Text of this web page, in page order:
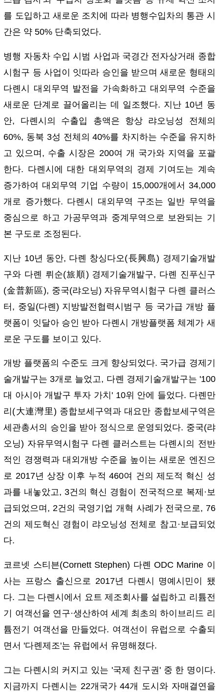
를 도입하고 새로운 조치에 따라 병행수입차의 통관 시
간은 약 50% 단축되었다.
병행 자동차 수입 시범 사업과 국경간 전자상거래 종합
시험구 등 사업이 잇따라 승인을 받으며 새로운 형태의
다롄시 대외무역 발전을 가속화하고 대외무역 수준을
새로운 단계로 끌어올리는 데 일조했다. 지난 10년 동
안, 다롄시의 수출입 총액은 항상 랴오닝성 전체의
60%, 동북 3성 전체의 40%를 차지하는 수준을 유지하
고 있으며, 수출 시장은 200여 개 국가와 지역을 포괄
한다. 다롄시에 대한 대외무역의 경제 기여도는 계속
증가하여 대외무역 기업 수량이 15,000개에서 34,000
개로 증가했다. 다롄시 대외무역 구조는 일반 무역을
중심으로 하고 가공무역과 중계무역으로 보완되는 기
본 구도로 조정된다.
지난 10년 동안, 다롄 창싱다오(長興島) 경제기술개발
구와 다롄 뤼순(旅順) 경제기술개발구, 다롄 진푸신구
(金普新區), 중국(랴오닝) 자유무역시험구 다롄 클러스
터, 중일(다롄) 지방발전협력시범구 등 국가급 개방 플
랫폼이 잇달아 승인 받아 다롄시 개방플랫폼 체계가 새
로운 구도를 보이고 있다.
개방 플랫폼의 수준도 크게 향상되었다. 국가급 경제기
술개발구는 3개로 늘었고, 다롄 경제기술개발구는 '100
대 아시아 개발구 투자 가치' 10위 안에 들었다. 다롄만
리(大連灣里) 종합보세구역과 대요만 종합보세구역은
세관총서의 승인을 받아 정식으로 운영되었다. 중국(랴
오닝) 자유무역시험구 다롄 클러스트는 다롄시의 전반
적인 경쟁력과 대외개방 수준을 높이는 새로운 엔진으
로 2017년 상장 이후 누적 460여 건의 제도적 혁신 성
과를 내놓았고, 3건의 혁신 경험이 전국적으로 복제·보
급되었으며, 2건의 국영기업 개혁 사례가 전국으로, 76
건의 제도혁신 경험이 랴오닝성 전체로 참고·보급되었
다.
코르넷 스티븐(Cornett Stephen) 다롄 ODC Marine 이
사는 프랑스 출신으로 2017년 다롄시 명예시민이 됐
다. 그는 다롄시에서 요트 제조회사를 설립하고 리튬전
기 여객선을 연구·생산하여 세계 최초의 하이브리드 리
튬전기 여객선을 만들었다. 여객선이 유럽으로 수출되
면서 '다롄제조'는 유럽에서 유명해졌다.
그는 다롄시의 커지고 있는 '국제 친구권' 중 한 명이다.
지금까지 다롄시는 22개국가 44개 도시와 자매결연을